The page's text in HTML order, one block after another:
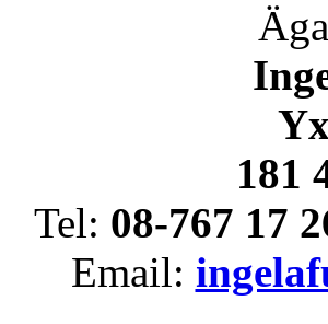
181
Tel: 08-767 17
Email: